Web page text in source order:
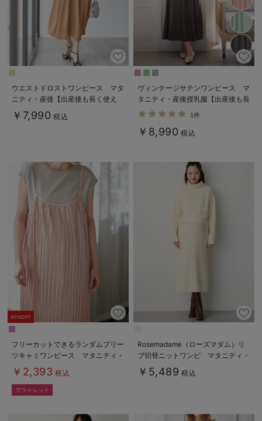
ウエストドロストワンピース マタ
ニティ・産後【出産後も長く使え
る】
￥7,990 税込
ヴィンテージサテンワンピース マ
タニティ・産後授乳服【出産後も長
く使える】
1件
￥8,990 税込
40%OFF
フリーカットできるランダムプリー
ツキャミワンピース マタニティ・
授乳服【出産後も長く使える】
￥2,393 税込
Rosemadame（ローズマダム）リ
ブ切替ニットワンピ マタニティ・
授乳服【産後まで長く使える】
￥5,489 税込